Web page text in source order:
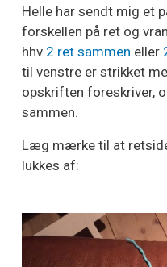
Helle har sendt mig et
forskellen på ret og
hhv 2 ret sammen eller
til venstre er strikket
opskriften foreskriver,
sammen.
Læg mærke til at
lukkes af: